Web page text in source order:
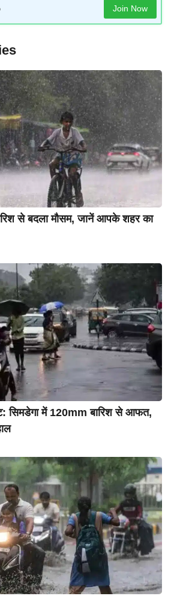
Join Now
से बदला मौसम, जानें आपके शहर का
सिमडेगा में 120mm बारिश से आफत,